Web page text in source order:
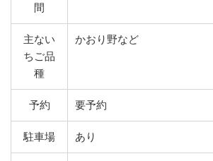
間
主ない
ちご品
種
かおり野など
予約 要予約
駐車場 あり